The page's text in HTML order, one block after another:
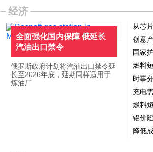
经济
全面强化国内保障 俄延长
汽油出口禁令
俄罗斯政府计划将汽油出口禁令延
长至2026年底，延期同样适用于
炼油厂
从芯
创意
国家
燃料
时事
充电
燃料
铝价
降低